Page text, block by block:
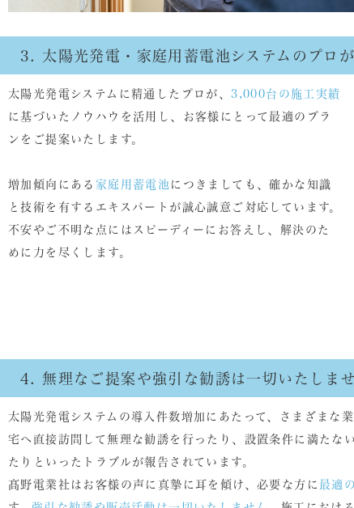
3. 太陽光発電・家庭用蓄電池システムのプロ
太陽光発電システムに精通したプロが、3,000台の施工実績
に基づいたノウハウを活用し、お客様にとって最適のプラ
ンをご提案いたします。
増加傾向にある 家庭用蓄電池 につきましても、確かな知識
と技術を有するエキスパートが誠心誠意ご対応しています。
不安やご不明な点にはスピーディーにお答えし、解決のた
めに力を尽くします。
4. 無理なご提案や強引な勧誘は一切いたしま
太陽光発電システムの導入件数増加にあたって、さまざまな
宅へ直接訪問して無理な勧誘を行ったり、設置条件に満たな
たりといったトラブルが報告されています。
髙野電業社はお客様の声に真摯に耳を傾け、必要な方に 最適